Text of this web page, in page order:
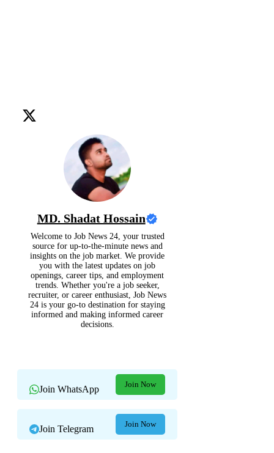
MD. Shadat Hossain
Welcome to Job News 24, your trusted
source for up-to-the-minute news and
insights on the job market. We provide
you with the latest updates on job
openings, career tips, and employment
trends. Whether you're a job seeker,
recruiter, or career enthusiast, Job News
24 is your go-to destination for staying
informed and making informed career
decisions.
Join WhatsApp Join Now
Join Telegram Join Now